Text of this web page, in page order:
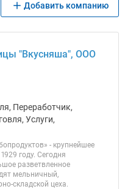
Добавить компанию
"Вкусняша", ООО
Переработчик,
Услуги,
- крупнейшее
году. Сегодня
разветвленное
мельничный,
складской цеха.